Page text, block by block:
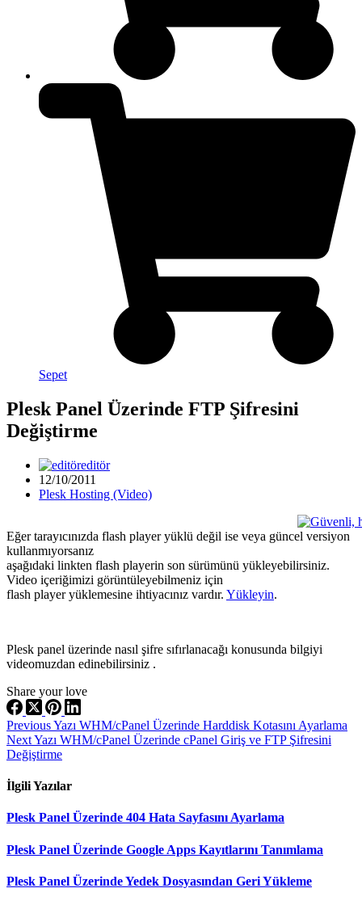
Sepet
Plesk Panel Üzerinde FTP Şifresini
Değiştirme
editör
12/10/2011
Plesk Hosting (Video)
Eğer tarayıcınızda flash player yüklü değil ise veya güncel versiyon
kullanmıyorsanız
aşağıdaki linkten flash playerin son sürümünü yükleyebilirsiniz.
Video içeriğimizi görüntüleyebilmeniz için
flash player yüklemesine ihtiyacınız vardır. Yükleyin.
Plesk panel üzerinde nasıl şifre sıfırlanacağı konusunda bilgiyi
videomuzdan edinebilirsiniz .
Share your love
PreviousYazı WHM/cPanel Üzerinde Harddisk Kotasını Ayarlama
NextYazı WHM/cPanel Üzerinde cPanel Giriş ve FTP Şifresini
Değiştirme
İlgili Yazılar
Plesk Panel Üzerinde 404 Hata Sayfasını Ayarlama
Plesk Panel Üzerinde Google Apps Kayıtlarını Tanımlama
Plesk Panel Üzerinde Yedek Dosyasından Geri Yükleme